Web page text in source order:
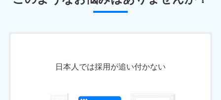
日本人では採用が追い付かない